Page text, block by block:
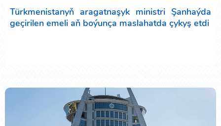
Türkmenistanyň aragatnaşyk ministri Şanhaýda
geçirilen emeli aň boýunça maslahatda çykyş etdi